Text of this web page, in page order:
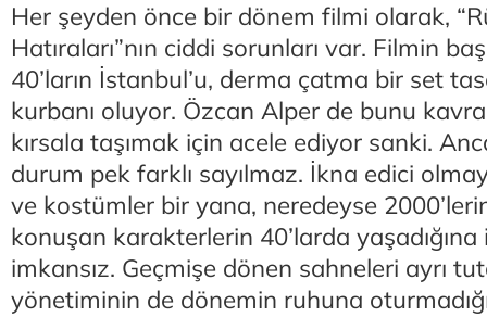
Her şeyden önce bir dönem filmi olarak,
Hatıraları”nın ciddi sorunları var. Filmin
40’ların İstanbul’u, derma çatma bir set
kurbanı oluyor. Özcan Alper de bunu
kırsala taşımak için acele ediyor sanki.
durum pek farklı sayılmaz. İkna edici
ve kostümler bir yana, neredeyse
konuşan karakterlerin 40’larda yaşadığına
imkansız. Geçmişe dönen sahneleri ayrı
yönetiminin de dönemin ruhuna